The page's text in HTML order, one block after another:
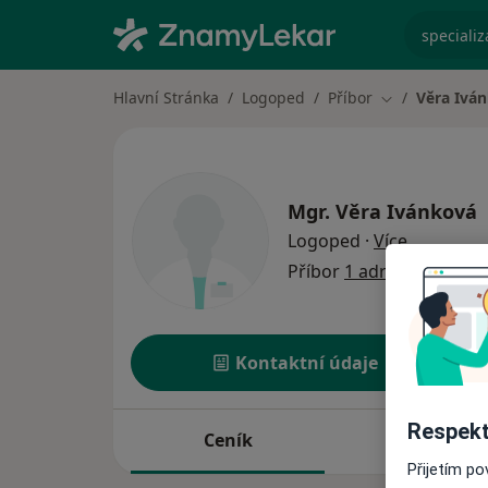
Hlavní Stránka Logoped Příbor Změna města
Věra
Mgr. Věra Ivánková
Logoped · Víceo
Příbor 1 adresa
Kontaktní údaje
Ceník Adresy
Přijetím